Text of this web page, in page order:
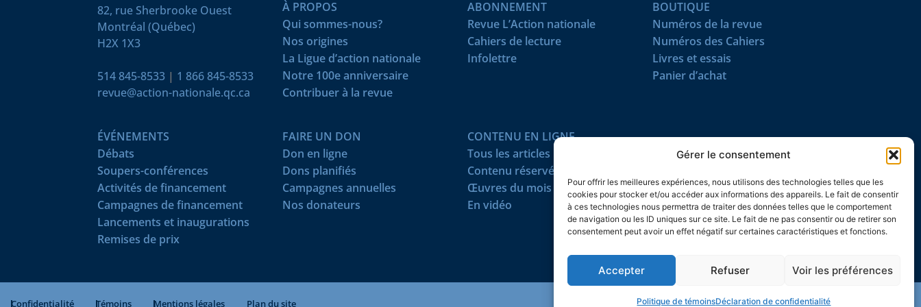
Gérer le consentement
Pour offrir les meilleures expériences, nous utilisons des technologies telles que les
cookies pour stocker et/ou accéder aux informations des appareils. Le fait de consentir
à ces technologies nous permettra de traiter des données telles que le comportement
de navigation ou les ID uniques sur ce site. Le fait de ne pas consentir ou de retirer son
consentement peut avoir un effet négatif sur certaines caractéristiques et fonctions.
Accepter Refuser Voir les préférences
Politique de témoinsDéclaration de confidentialité
82, rue Sherbrooke Ouest
Montréal (Québec)
H2X 1X3
514 845-8533 | 1 866 845-8533
revue@action-nationale.qc.ca
À PROPOS
Qui sommes-nous?
Nos origines
La Ligue d’action nationale
Notre 100e anniversaire
Contribuer à la revue
ABONNEMENT
Revue L’Action nationale
Cahiers de lecture
Infolettre
BOUTIQUE
Numéros de la revue
Numéros des Cahiers
Livres et essais
Panier d’achat
ÉVÉNEMENTS
Débats
Soupers-conférences
Activités de financement
Campagnes de financement
Lancements et inaugurations
Remises de prix
FAIRE UN DON
Don en ligne
Dons planifiés
Campagnes annuelles
Nos donateurs
CONTENU EN LIGNE
Tous les articles
Contenu réservé
Œuvres du mois
En vidéo
SUIVEZ-NOUS
Confidentialité Témoins Mentions légales Plan du site © 2026 L’Action nationale